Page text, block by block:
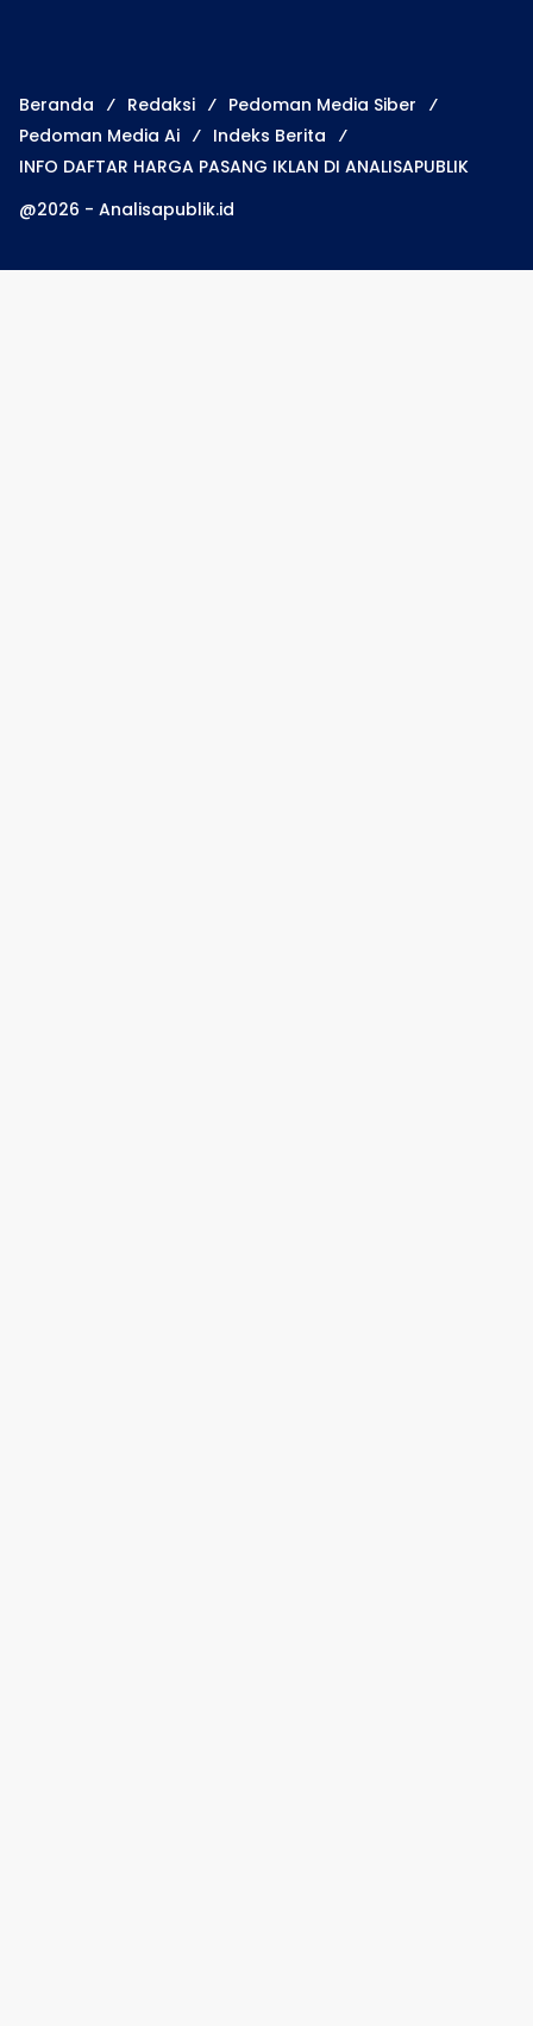
Beranda Redaksi
Pedoman Media Siber
Pedoman Media Ai
Indeks Berita
INFO DAFTAR HARGA PASANG IKLAN DI ANALISAPUBLIK
@2026 - Analisapublik.id